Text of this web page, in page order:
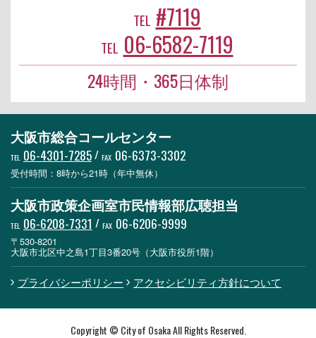
TEL #7119
TEL 06-6582-7119
24時間・365日体制
大阪市総合コールセンター
TEL 06-4301-7285/ FAX 06-6373-3302
受付時間：8時から21時（年中無休）
大阪市政策企画室市民情報部広聴担当
TEL 06-6208-7331 / FAX 06-6206-9999
〒530-8201
大阪市北区中之島1丁目3番20号（大阪市役所1階）
プライバシーポリシー アクセシビリティ方針について
Copyright © City of Osaka All Rights Reserved.